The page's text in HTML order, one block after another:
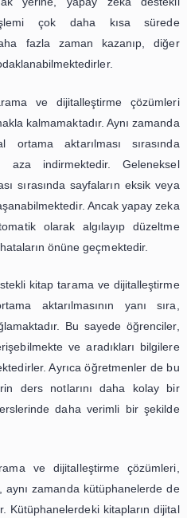
taklit eden ve onun gibi
ve dijitalleştirme
kitapların dijital ortama
hızlı ve kolay bir
tarama ve dijitalleştirme
sürecinde büyük bir
zeka sayesinde bu
Yapay zeka, kitap
algılayarak, hızlı ve hatasız
destekli kitap tarama ve
ortama aktarılmasının
yazıları tanıyarak,
dijital ortamda